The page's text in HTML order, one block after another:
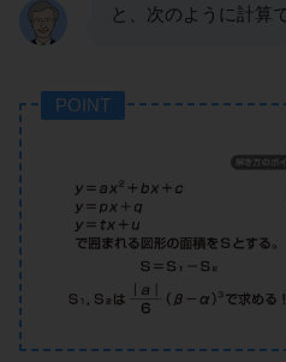
と、次のように計算
POINT